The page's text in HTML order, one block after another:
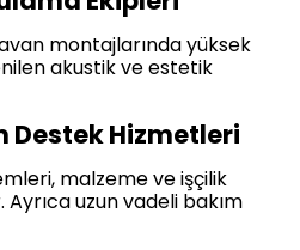
montajlarında yüksek
akustik ve estetik
Destek Hizmetleri
malzeme ve işçilik
uzun vadeli bakım